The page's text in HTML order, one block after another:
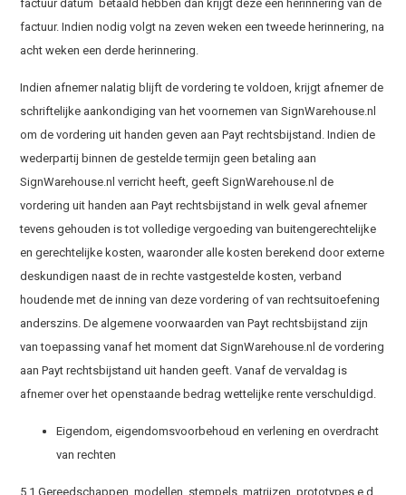
factuur datum betaald hebben dan krijgt deze een herinnering van de
factuur. Indien nodig volgt na zeven weken een tweede herinnering, na
acht weken een derde herinnering.
Indien afnemer nalatig blijft de vordering te voldoen, krijgt afnemer de
schriftelijke aankondiging van het voornemen van SignWarehouse.nl
om de vordering uit handen geven aan Payt rechtsbijstand. Indien de
wederpartij binnen de gestelde termijn geen betaling aan
SignWarehouse.nl verricht heeft, geeft SignWarehouse.nl de
vordering uit handen aan Payt rechtsbijstand in welk geval afnemer
tevens gehouden is tot volledige vergoeding van buitengerechtelijke
en gerechtelijke kosten, waaronder alle kosten berekend door externe
deskundigen naast de in rechte vastgestelde kosten, verband
houdende met de inning van deze vordering of van rechtsuitoefening
anderszins. De algemene voorwaarden van Payt rechtsbijstand zijn
van toepassing vanaf het moment dat SignWarehouse.nl de vordering
aan Payt rechtsbijstand uit handen geeft. Vanaf de vervaldag is
afnemer over het openstaande bedrag wettelijke rente verschuldigd.
Eigendom, eigendomsvoorbehoud en verlening en overdracht
van rechten
5.1 Gereedschappen, modellen, stempels, matrijzen, prototypes e.d.